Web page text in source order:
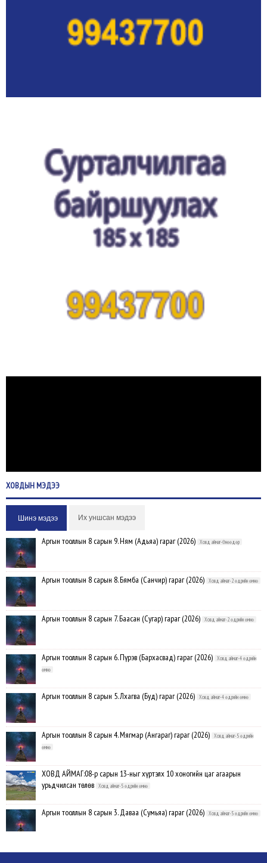
ХОВДЫНМЭДЭЭ
Шинэ мэдээ Их уншсан мэдээ
Аргын тооллын 8 сарын 9. Ням (Адьяа) гараг (2026) Ховд аймаг-Өнөөдөр
Аргын тооллын 8 сарын 8. Бямба (Санчир) гараг (2026) Ховд аймаг-2 өдрийн өмнө
Аргын тооллын 8 сарын 7. Баасан (Сугар) гараг (2026) Ховд аймаг-2 өдрийн өмнө
Аргын тооллын 8 сарын 6. Пүрэв (Бархасвад) гараг (2026)
Ховд аймаг-4 өдрийн
өмнө
Аргын тооллын 8 сарын 5. Лхагва (Буд) гараг (2026) Ховд аймаг-4 өдрийн өмнө
Аргын тооллын 8 сарын 4. Мягмар (Ангараг) гараг (2026)
Ховд аймаг-5 өдрийн
өмнө
ХОВД АЙМАГ:08-р сарын 13-ныг хүртэлх 10 хоногийн цаг агаарын
урьдчилсан төлөв
Ховд аймаг-5 өдрийн өмнө
Аргын тооллын 8 сарын 3. Даваа (Сумьяа) гараг (2026) Ховд аймаг-5 өдрийн өмнө
Хүндэтгэлийн барилдаанд 64 бөх оролцлоо Ховд аймаг-8/3/2026